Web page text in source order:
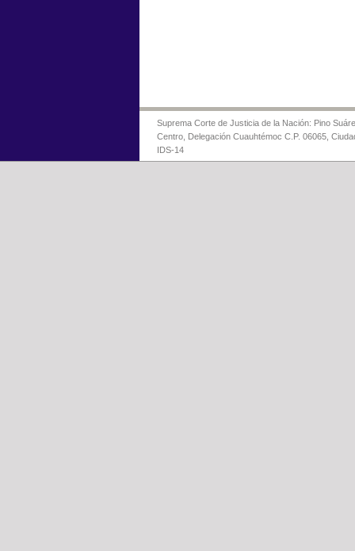
Suprema Corte de Justicia de la Nación: Pino
Centro, Delegación Cuauhtémoc C.P. 06065,
IDS-14